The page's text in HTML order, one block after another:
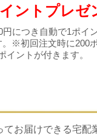
ントプレゼ
につき自動で1ポイ
※初回注文時に200
ントが付きます。
お届けできる宅配